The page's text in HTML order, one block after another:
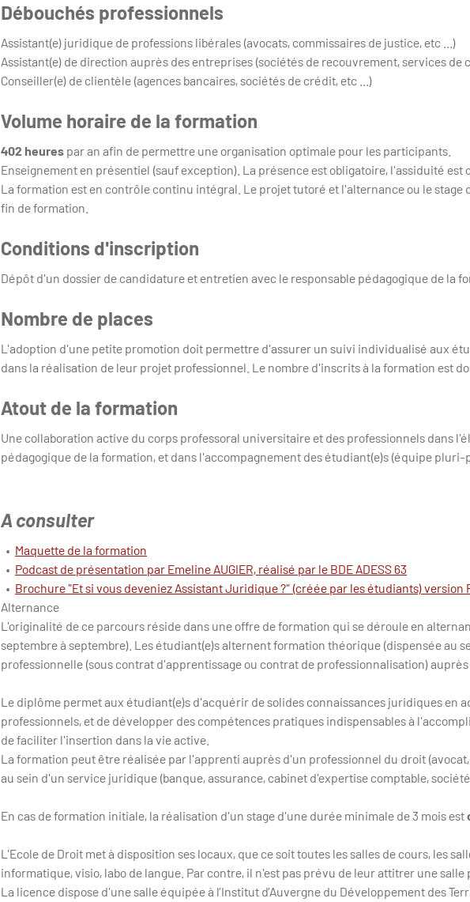
Débouchés professionnels
Assistant(e) juridique de professions libérales (avocats, commissaires de justice, etc ...)
Assistant(e) de direction auprès des entreprises (sociétés de recouvrement, services de
Conseiller(e) de clientèle (agences bancaires, sociétés de crédit, etc ...)
Volume horaire de la formation
402 heurespar an afin de permettre une organisation optimale pour les participants.
Enseignement en présentiel (sauf exception). La présence est obligatoire, l'assiduité est
La formation est en contrôle continu intégral. Le projet tutoré et l'alternance ou le stage
fin de formation.
Conditions d'inscription
Dépôt d'un dossier de candidature et entretien avec le responsable pédagogique de la
Nombre de places
L'adoption d'une petite promotion doit permettre d'assurer un suivi individualisé aux
dans la réalisation de leur projet professionnel. Le nombre d'inscrits à la formation est
Atout de la formation
Une collaboration active du corps professoral universitaire et des professionnels dans
pédagogique de la formation, et dans l'accompagnement des étudiant(e)s (équipe pluri-
A consulter
• Maquette de la formation
• Podcast de présentation par Emeline AUGIER, réalisé par le BDE ADESS 63
• Brochure "Et si vous deveniez Assistant Juridique ?" (créée par les étudiants) version
Alternance
L'originalité de ce parcours réside dans une offre de formation qui se déroule en
septembre à septembre). Les étudiant(e)s alternent formation théorique (dispensée au
professionnelle (sous contrat d'apprentissage ou contrat de professionnalisation)
Le diplôme permet aux étudiant(e)s d'acquérir de solides connaissances juridiques en
professionnels, et de développer des compétences pratiques indispensables à
de faciliter l'insertion dans la vie active.
La formation peut être réalisée par l'apprenti auprès d'un professionnel du droit
au sein d'un service juridique (banque, assurance, cabinet d'expertise comptable,
En cas de formation initiale, la réalisation d'un stage d'une durée minimale de 3 mois est
L'Ecole de Droit met à disposition ses locaux, que ce soit toutes les salles de cours, les
informatique, visio, labo de langue. Par contre, il n'est pas prévu de leur attitrer une
La licence dispose d'une salle équipée à l’Institut d’Auvergne du Développement des